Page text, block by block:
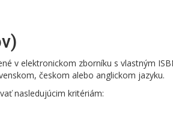
v elektronickom zborníku s vlastným
českom alebo anglickom jazyku.
nasledujúcim kritériám: